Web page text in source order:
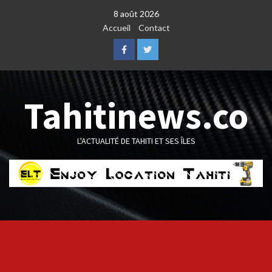
8 août 2026
Accueil
Contact
FacebookTwitter
Tahitinews.co
L'ACTUALITÉ DE TAHITI ET SES ÎLES